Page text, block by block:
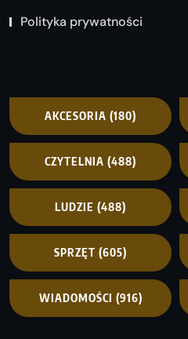
Polityka prywatności
AKCESORIA (180)
CZYTELNIA (488)
LUDZIE (488)
SPRZĘT (605)
WIADOMOŚCI (916)